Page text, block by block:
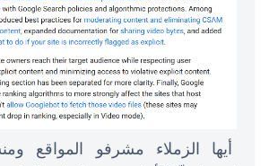
أيها الزملاء مشرفو المواقع